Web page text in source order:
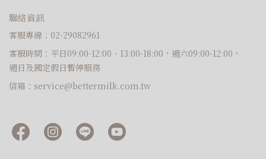
聯絡資訊
客服專線：02-29082961
客服時間：平日09:00-12:00、13:00-18:00，週六09:00-12:00，
週日及國定假日暫停服務
信箱：service@bettermilk.com.tw